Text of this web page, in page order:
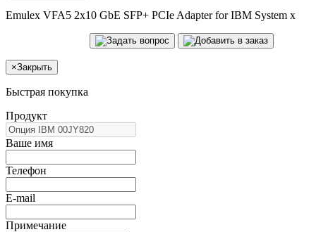
Emulex VFA5 2x10 GbE SFP+ PCIe Adapter for IBM System x
×Закрыть
Быстрая покупка
Продукт
Ваше имя
Телефон
E-mail
Примечание